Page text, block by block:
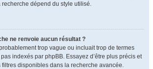
recherche dépend du style utilisé.
ne renvoie aucun résultat ?
trop vague ou incluait trop de termes
indexés par phpBB. Essayez d’être plus précis et
filtres disponibles dans la recherche avancée.